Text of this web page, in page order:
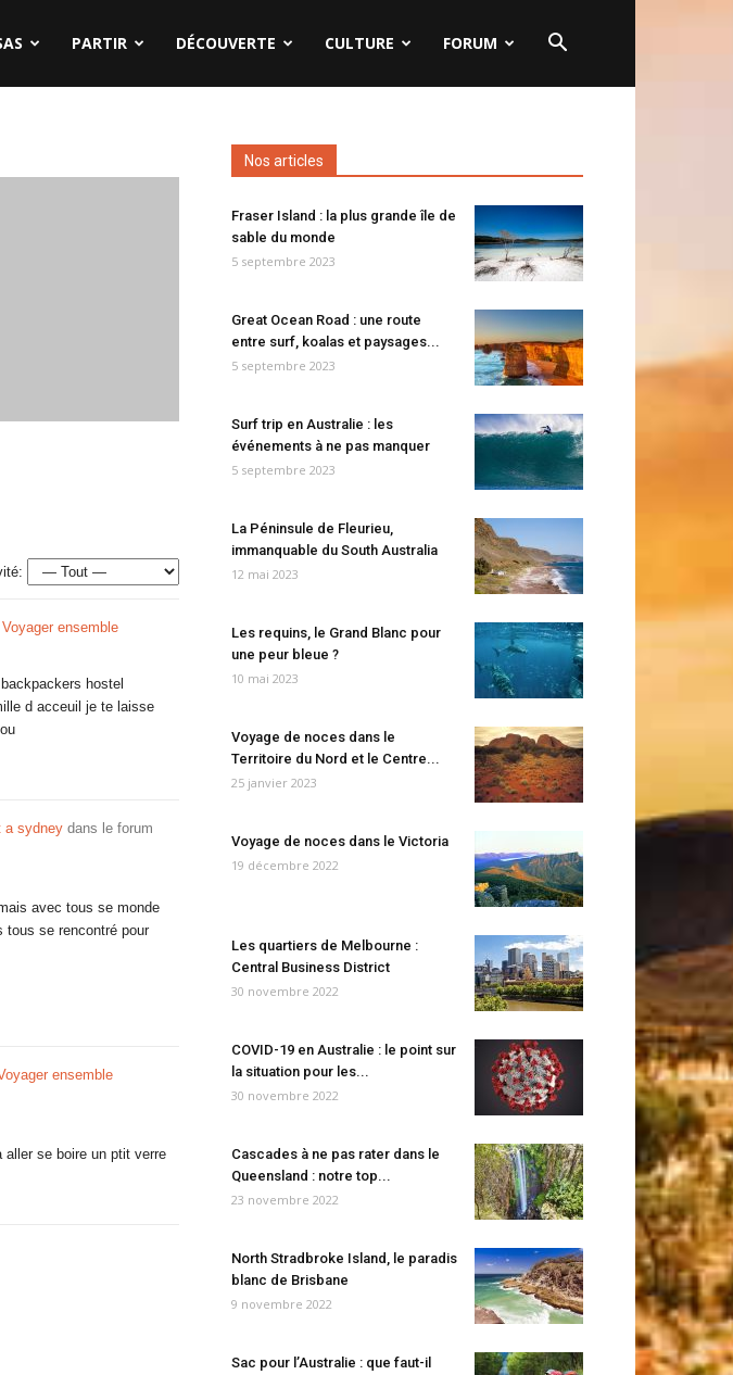
PARTIR DÉCOUVERTE CULTURE FORUM
Voyager ensemble
hostel
d acceuil je te laisse
a sydney dans le forum
avec tous se monde
tous se rencontré pour
ensemble
se boire un ptit verre
Nos articles
Fraser Island : la plus grande île de
sable du monde
5 septembre 2023
Great Ocean Road : une route
entre surf, koalas et paysages...
5 septembre 2023
Surf trip en Australie : les
événements à ne pas manquer
5 septembre 2023
La Péninsule de Fleurieu,
immanquable du South Australia
12 mai 2023
Les requins, le Grand Blanc pour
une peur bleue ?
10 mai 2023
Voyage de noces dans le
Territoire du Nord et le Centre...
25 janvier 2023
Voyage de noces dans le Victoria
19 décembre 2022
Les quartiers de Melbourne :
Central Business District
30 novembre 2022
COVID-19 en Australie : le point sur
la situation pour les...
30 novembre 2022
Cascades à ne pas rater dans le
Queensland : notre top...
23 novembre 2022
North Stradbroke Island, le paradis
blanc de Brisbane
9 novembre 2022
Sac pour l’Australie : que faut-il